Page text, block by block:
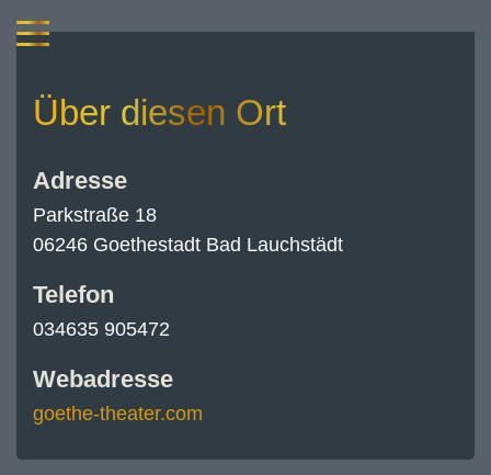
Über diesen Ort
Adresse
Parkstraße 18
06246 Goethestadt Bad Lauchstädt
Telefon
034635 905472
Webadresse
goethe-theater.com